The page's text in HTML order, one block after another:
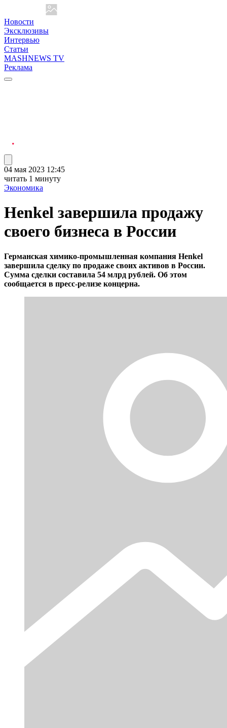
Новости
Эксклюзивы
Интервью
Статьи
MASHNEWS TV
Реклама
04 мая 2023 12:45
читать 1 минуту
Экономика
Henkel завершила продажу
своего бизнеса в России
Германская химико-промышленная компания Henkel
завершила сделку по продаже своих активов в России.
Сумма сделки составила 54 млрд рублей. Об этом
сообщается в пресс-релизе концерна.